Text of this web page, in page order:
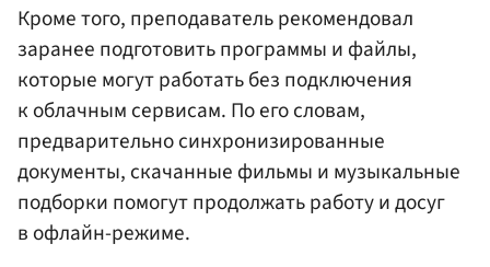
Кроме того, преподаватель рекомендовал
заранее подготовить программы и файлы,
которые могут работать без подключения
к облачным сервисам. По его словам,
предварительно синхронизированные
документы, скачанные фильмы и музыкальные
подборки помогут продолжать работу и досуг
в офлайн-режиме.